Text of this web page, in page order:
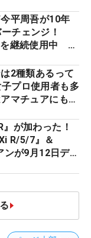
セッティング
平周吾が10年
チェンジ！
を継続使用中 #
2種類あるって
プロ使用者も多
マチュアにもオ
』が加わった！
R/5/7』＆
ンが9月12日デ